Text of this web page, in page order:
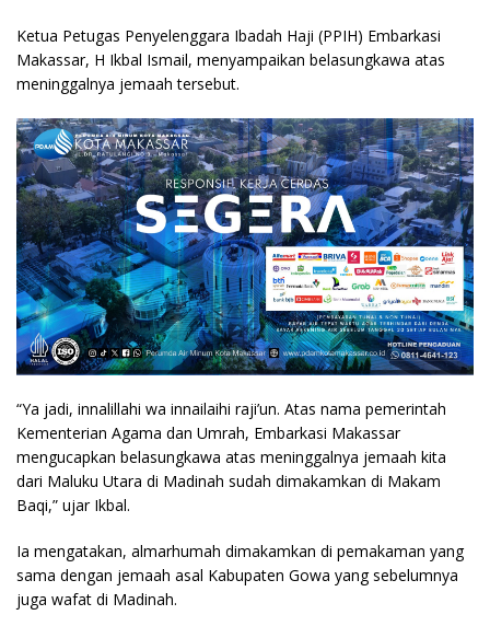
Ketua Petugas Penyelenggara Ibadah Haji (PPIH) Embarkasi
Makassar, H Ikbal Ismail, menyampaikan belasungkawa atas
meninggalnya jemaah tersebut.
“Ya jadi, innalillahi wa innailaihi raji’un. Atas nama pemerintah
Kementerian Agama dan Umrah, Embarkasi Makassar
mengucapkan belasungkawa atas meninggalnya jemaah kita
dari Maluku Utara di Madinah sudah dimakamkan di Makam
Baqi,” ujar Ikbal.
Ia mengatakan, almarhumah dimakamkan di pemakaman yang
sama dengan jemaah asal Kabupaten Gowa yang sebelumnya
juga wafat di Madinah.